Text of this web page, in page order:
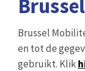
Brussel
en tot de
gebruikt. Klik